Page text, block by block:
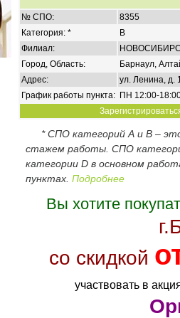
№ СПО:
8355
Категория: *
B
Филиал:
Город, Область:
Барнаул,
Адрес:
ул. Ленина, д.
График работы пункта: ПН 12:00-
* СПО категорий А и В –
стажем работы. СПО
категории D в основном
пунктах. Подробнее
Вы хотите
со скидкой
участвовать в